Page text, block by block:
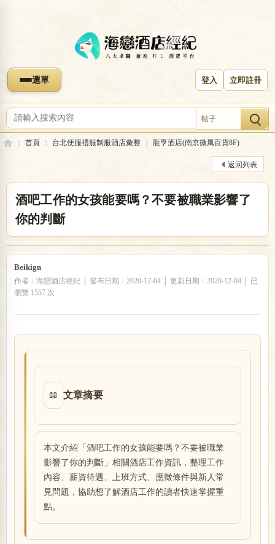
選單 登入 立即註冊
帖子
»
首頁
›
台北便服禮服制服酒店彙整
›
龍亨酒店(南京微風百貨8F)
返回列表
酒吧工作的女孩能要嗎？不要被職業影響了
你的判斷
Beikign
作者：海戀酒店經紀 │ 發布日期：2020-12-04 │ 更新日期：2020-12-04 │ 已
瀏覽 1557 次
📖 文章摘要
本文介紹「酒吧工作的女孩能要嗎？不要被職業
影響了你的判斷」相關酒店工作資訊，整理工作
內容、薪資待遇、上班方式、應徵條件與新人常
見問題，協助想了解酒店工作的讀者快速掌握重
點。